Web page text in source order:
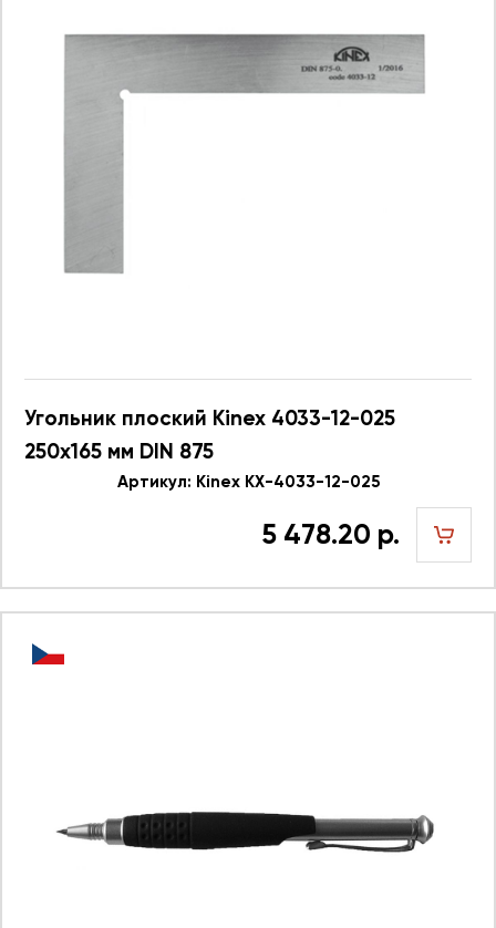
Угольник плоский Kinex 4033-12-025
250x165 мм DIN 875
Артикул: Kinex KX-4033-12-025
5 478.20 р.